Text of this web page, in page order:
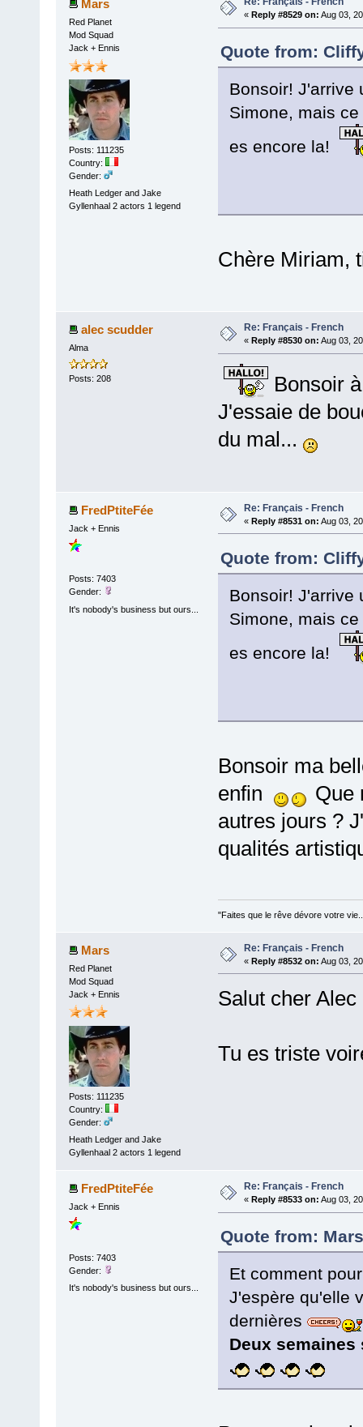
Mars
Red Planet
Mod Squad
Jack + Ennis
Posts: 111235
Country:
Gender:
Heath Ledger and Jake
Gyllenhaal 2 actors 1 legend
« Reply #8529 on: Aug 03,
Quote from:
Bonsoir! J'arrive
Simone, mais
es encore la!
Chère Miriam,
alec scudder
Alma
Posts: 208
Re: Français - French
« Reply #8530 on: Aug 03,
Bonsoir à
J'essaie de
du mal...
FredPtiteFée
Jack + Ennis
Posts: 7403
Gender:
It's nobody's business but ours...
Re: Français - French
« Reply #8531 on: Aug 03,
Quote from:
Bonsoir! J'arrive
Simone, mais
es encore la!
Bonsoir ma
enfin
Que
autres jours ?
qualités
"Faites que le rêve dévore votre
Mars
Red Planet
Mod Squad
Jack + Ennis
Posts: 111235
Country:
Gender:
Heath Ledger and Jake
Gyllenhaal 2 actors 1 legend
Re: Français - French
« Reply #8532 on: Aug 03,
Salut cher
Tu es triste
FredPtiteFée
Jack + Ennis
Posts: 7403
Gender:
It's nobody's business but ours...
Re: Français - French
« Reply #8533 on: Aug 03,
Quote from:
Et comment
J'espère qu'elle
dernières
Deux